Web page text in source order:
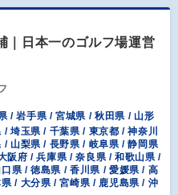
｜日本一のゴルフ場運営
/ 岩手県 / 宮城県 / 秋田県 / 山形
埼玉県 / 千葉県 / 東京都 / 神奈川
山梨県 / 長野県 / 岐阜県 / 静岡県
阪府 / 兵庫県 / 奈良県 / 和歌山県 /
県 / 徳島県 / 香川県 / 愛媛県 / 高
/ 大分県 / 宮崎県 / 鹿児島県 / 沖